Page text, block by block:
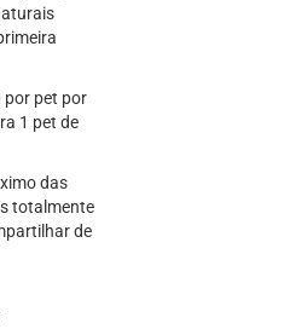
por pet por
1 pet de
das
totalmente
de